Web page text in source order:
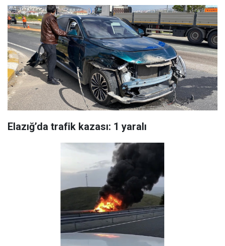
Elazığ’da trafik kazası: 1 yaralı